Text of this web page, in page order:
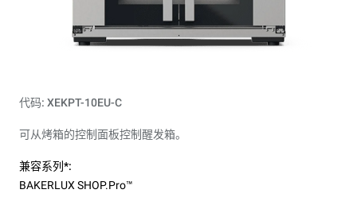
代码: XEKPT-10EU-C
可从烤箱的控制面板控制醒发箱。
兼容系列*:
BAKERLUX SHOP.Pro™